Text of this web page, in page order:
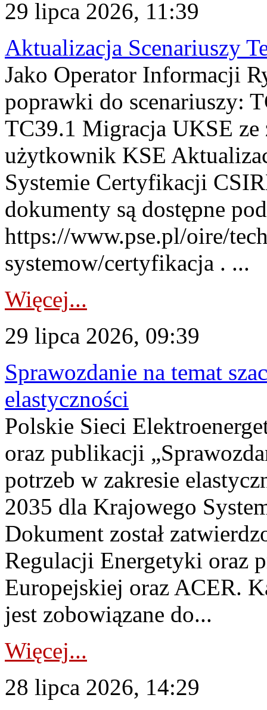
29 lipca 2026, 11:39
Aktualizacja Scenariuszy
Jako Operator Informacji
poprawki do scenariuszy:
TC39.1 Migracja UKSE
użytkownik KSE
Systemie Certyfikacji
dokumenty są dostępne
https://www.pse.pl/oire/
systemow/certyfikacja . ...
Więcej...
29 lipca 2026, 09:39
Sprawozdanie na temat
elastyczności
Polskie Sieci
oraz publikacji
potrzeb w zakresie
2035 dla Krajowego
Dokument został
Regulacji Energetyki oraz
Europejskiej oraz ACER.
jest zobowiązane do...
Więcej...
28 lipca 2026, 14:29